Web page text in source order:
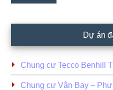
Dự án
Chung cư Tecco Benhill
Chung cư Vân Bay –